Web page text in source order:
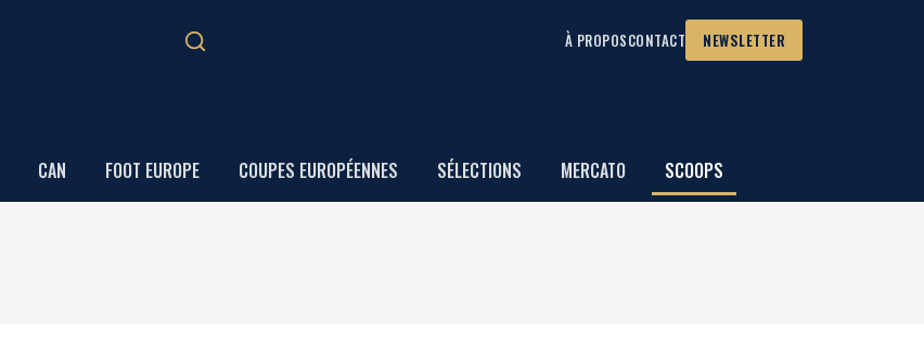
À PROPOSCONTACT NEWSLETTER
CAN FOOT EUROPE COUPES EUROPÉENNES SÉLECTIONS MERCATO SCOOPS